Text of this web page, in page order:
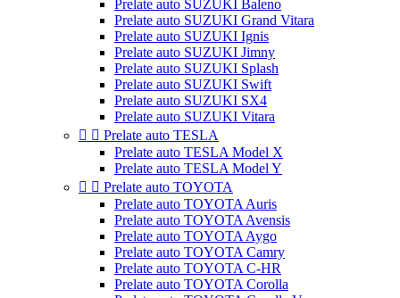
Prelate auto SUZUKI Baleno
Prelate auto SUZUKI Grand Vitara
Prelate auto SUZUKI Ignis
Prelate auto SUZUKI Jimny
Prelate auto SUZUKI Splash
Prelate auto SUZUKI Swift
Prelate auto SUZUKI SX4
Prelate auto SUZUKI Vitara
  Prelate auto TESLA
Prelate auto TESLA Model X
Prelate auto TESLA Model Y
  Prelate auto TOYOTA
Prelate auto TOYOTA Auris
Prelate auto TOYOTA Avensis
Prelate auto TOYOTA Aygo
Prelate auto TOYOTA Camry
Prelate auto TOYOTA C-HR
Prelate auto TOYOTA Corolla